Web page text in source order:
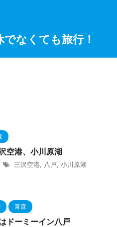
なくても旅行！
空港、小川原湖
三沢空港 八戸 小川原湖
青森
ドーミーイン八戸